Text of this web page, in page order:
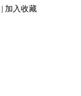
| 加入收藏